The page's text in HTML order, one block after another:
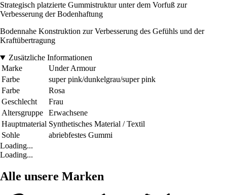
Strategisch platzierte Gummistruktur unter dem Vorfuß zur
Verbesserung der Bodenhaftung
Bodennahe Konstruktion zur Verbesserung des Gefühls und der
Kraftübertragung
Zusätzliche Informationen
Marke
Under Armour
Farbe
super pink/dunkelgrau/super pink
Farbe
Rosa
Geschlecht
Frau
Altersgruppe
Erwachsene
Hauptmaterial Synthetisches Material / Textil
Sohle
abriebfestes Gummi
Loading...
Loading...
Alle unsere Marken